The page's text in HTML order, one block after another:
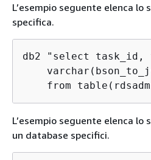
L’esempio seguente elenca
specifica.
db2 "select task_id,
from
L’esempio seguente elenca
un database specifici.